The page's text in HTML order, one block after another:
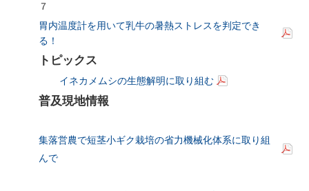
７
胃内温度計を用いて乳牛の暑熱ストレスを判定でき
る！
トピックス
イネカメムシの生態解明に取り組む
普及現地情報
集落営農で短茎小ギク栽培の省力機械化体系に取り組
んで